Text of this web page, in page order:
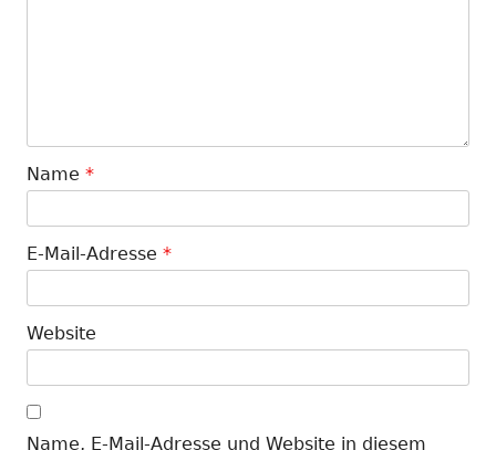
Name *
E-Mail-Adresse *
Website
Name, E-Mail-Adresse und Website in diesem